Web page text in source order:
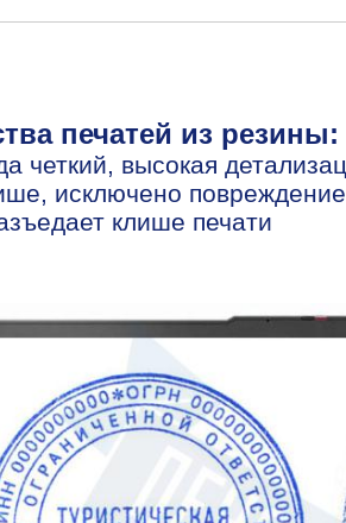
печатей из резины:
четкий, высокая
исключено
клише печати